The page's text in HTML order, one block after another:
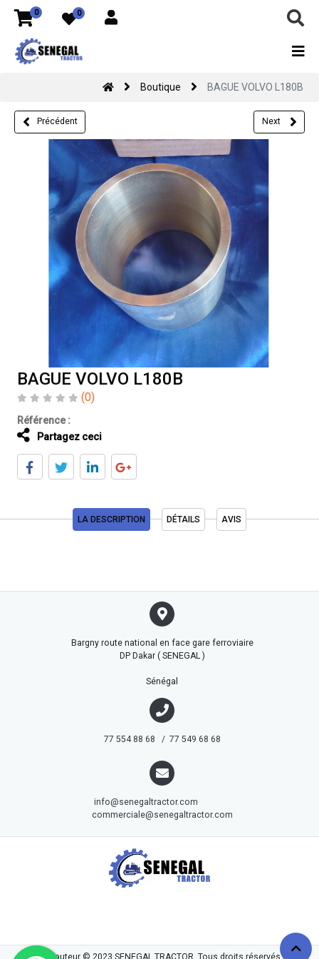
0 0
Boutique BAGUE VOLVO L180B
Précédent Next
BAGUE VOLVO L180B
(0)
Référence :
Partagez ceci
LA DESCRIPTION DÉTAILS AVIS
Bargny route national en face gare ferroviaire
DP Dakar ( SENEGAL )
Sénégal
77 554 88 68 / 77 549 68 68
info@senegaltractor.com
commerciale@senegaltractor.com
droits d'auteur © 2023 SENEGAL TRACTOR . Tous droits réservés.